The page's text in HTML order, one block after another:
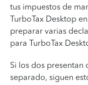
tus impuestos de
TurboTax Desktop
preparar varias
para TurboTax
Si los dos
separado, siguen